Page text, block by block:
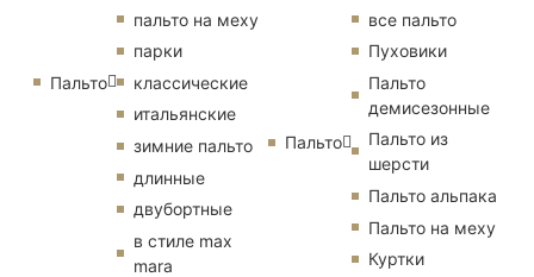
Пальто
пальто на меху
парки
классические
итальянские
зимние пальто
длинные
двубортные
в стиле max
mara
Пальто
все пальто
Пуховики
Пальто
демисезонные
Пальто из
шерсти
Пальто альпака
Пальто на меху
Куртки